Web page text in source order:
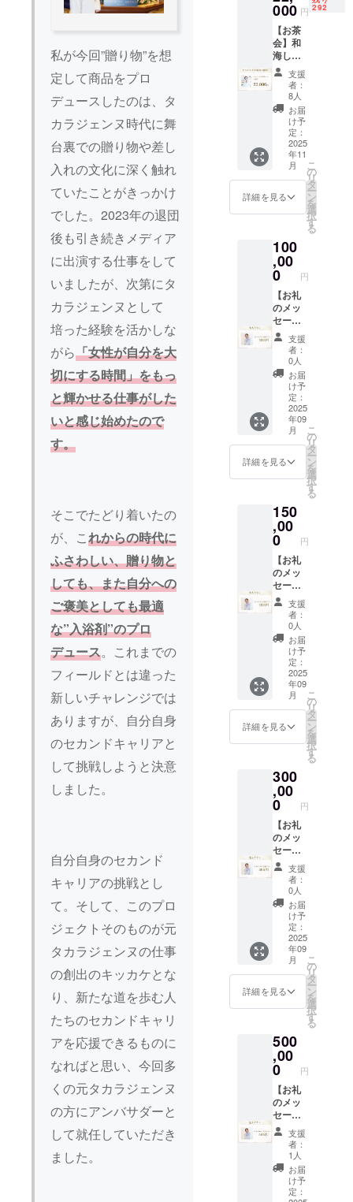
私が今回”贈り物”を想
定して商品をプロ
デュースしたのは、タ
カラジェンヌ時代に舞
台裏での贈り物や差し
入れの文化に深く触れ
ていたことがきっかけ
でした。2023年の退団
後も引き続きメディア
に出演する仕事をして
いましたが、次第にタ
カラジェンヌとして
培った経験を活かしな
がら「女性が自分を大
切にする時間」をもっ
と輝かせる仕事がした
いと感じ始めたので
す。
そこでたどり着いたの
が、これからの時代に
ふさわしい、贈り物と
しても、また自分への
ご褒美としても最適
な”入浴剤”のプロ
デュース。これまでの
フィールドとは違った
新しいチャレンジでは
ありますが、自分自身
のセカンドキャリアと
して挑戦しようと決意
しました。
自分自身のセカンド
キャリアの挑戦とし
て。そして、このプロ
ジェクトそのものが元
タカラジェンヌの仕事
の創出のキッカケとな
り、新たな道を歩む人
たちのセカンドキャリ
アを応援できるものに
なればと思い、今回多
くの元タカラジェンヌ
の方にアンバサダーと
して就任していただき
ました。
定(変更
の可能
性あり)
有効期
限：
2025年
7月から
2025年
12月末
まで ※1
対1でお
話いた
だけま
すが、
画面が
オフの
同席い
たしま
す。 ※
スタッ
フが不
適切な
言動や
行動が
あると
判断し
た場合
は強制
的に退
出する
場合が
ござい
ますの
でご了
000 円 292
【お茶
会】和
海しょ
う+アン
バサ
ダー2名
以上と
のお茶
会にご
招待し
す。。
内容：
トーク
および
写真撮
定 会
場：関
東近辺
時期：
2025年
11月末
までに
開催予
定 所要
時間：1
時間程
支援
者：
8人
お届
け予
定：
2025
年11
月
詳細を見る
こ
の
リ
タ
ー
ン
を
選
択
す
る
100
,00
0 円
【お礼
のメッ
セー
ジ】 感
謝の気
持ちを
込め
て、お
礼の
メッ
セージ
をお送
りしま
す。
【感謝
訪問】
直接訪
問し、
支援御
礼のご
挨拶と
記念品
（入浴
剤とお
礼のお
手紙な
ど）を
提供し
ます。
なお、
プロ
ジェク
トオー
ナーの
交通
費・滞
リター
ン金額
に含ま
れてい
ます。
・数
量：入
浴剤10
袋 【お
名前掲
載】 入
浴剤の
販売サ
イト
に、支
援者様
のお名
前（企
業名）
を掲載
す。 ・
掲載期
間：
2025年
10月1
日〜
2025年
12月26
日まで
の3ヶ月
間 ・掲
載方
法：文
支援
者：
0人
お届
け予
定：
2025
年09
月
詳細を見る
こ
の
リ
タ
ー
ン
を
選
択
す
る
150
,00
0 円
【お礼
のメッ
セー
ジ】 感
謝の気
持ちを
込め
て、お
礼の
メッ
セージ
をお送
りしま
す。
【感謝
訪問】
直接訪
問し、
支援御
礼のご
挨拶と
記念品
（入浴
剤とお
礼のお
手紙な
ど）を
提供し
ます。
なお、
プロ
ジェク
トオー
ナーの
交通
費・滞
リター
ン金額
に含ま
れてい
ます。
・数
量：入
浴剤15
袋 【お
名前掲
載】 入
浴剤の
販売サ
支援
者：
0人
お届
け予
定：
2025
年09
月
詳細を見る
こ
の
リ
タ
ー
ン
を
選
択
す
る
300
,00
0 円
【お礼
のメッ
セー
ジ】 感
謝の気
持ちを
込め
て、お
礼の
メッ
セージ
をお送
りしま
す。
【感謝
訪問】
直接訪
問し、
支援御
礼のご
挨拶と
記念品
（入浴
剤とお
礼のお
手紙な
ど）を
提供し
ます。
支援
者：
0人
お届
け予
定：
2025
年09
月
詳細を見る
こ
の
リ
タ
ー
ン
を
選
択
す
る
500
,00
0 円
【お礼
のメッ
セー
ジ】 感
謝の気
持ちを
込め
て、お
礼の
支援
者：
1人
お届
け予
定：